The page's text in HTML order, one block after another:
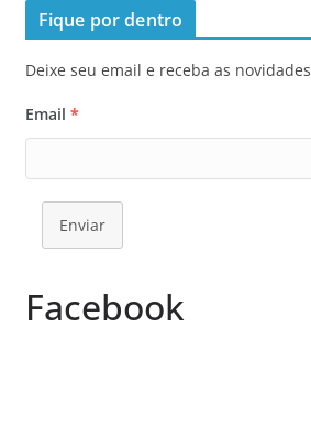
Fique por dentro
Deixe seu email e receba as novidades
Email *
Enviar
Facebook